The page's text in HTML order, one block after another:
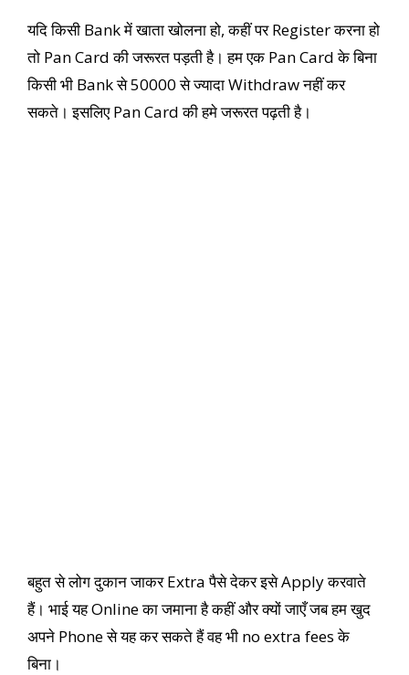
यदि किसी Bank में खाता खोलना हो, कहीं पर Register करना हो
तो Pan Card की जरूरत पड़ती है। हम एक Pan Card के बिना
किसी भी Bank से 50000 से ज्यादा Withdraw नहीं कर
सकते। इसलिए Pan Card की हमे जरूरत पढ़ती है।
बहुत से लोग दुकान जाकर Extra पैसे देकर इसे Apply करवाते
हैं। भाई यह Online का जमाना है कहीं और क्यों जाएँ जब हम खुद
अपने Phone से यह कर सकते हैं वह भी no extra fees के
बिना।